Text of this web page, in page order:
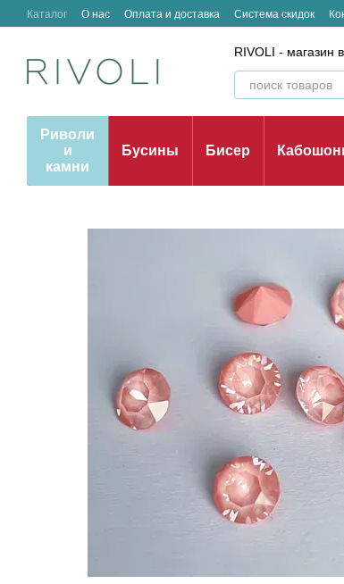
Перейти к основному контенту
Каталог О нас Оплата и доставка Система скидок
RIVOLI - магазин
Риволи
и
камни
Бусины Бисер